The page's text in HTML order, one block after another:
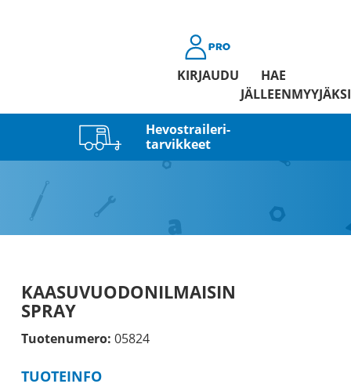
KIRJAUDU
HAE
JÄLLEENMYYJÄKSI
Hevostraileri­
tarvikkeet
KAASUVUODONILMAISIN
SPRAY
Tuotenumero: 05824
TUOTEINFO